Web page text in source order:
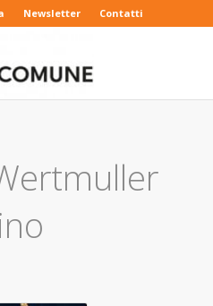
Newsletter Contatti